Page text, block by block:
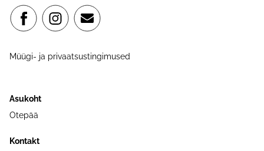
Müügi- ja privaatsustingimused
Asukoht
Otepää
Kontakt